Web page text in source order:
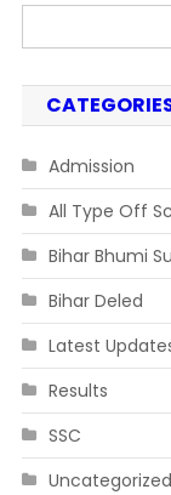
Admission
All Type Off
Bihar Bhumi
Bihar Deled
Latest
Results
SSC
Uncategorized